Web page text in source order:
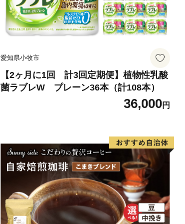
愛知県小牧市
【2ヶ月に1回 計3回定期便】植物性乳酸
菌ラブレW プレーン36本（計108本）
36,000円